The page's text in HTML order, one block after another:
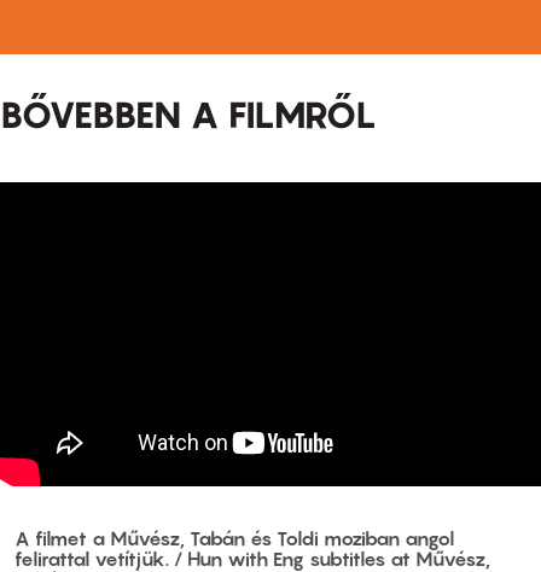
BŐVEBBEN A FILMRŐL
A filmet a Művész, Tabán és Toldi moziban angol
felirattal vetítjük. / Hun with Eng subtitles at Művész,